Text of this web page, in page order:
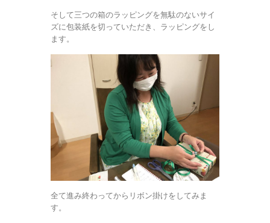
そして三つの箱のラッピングを無駄のないサイ
ズに包装紙を切っていただき、ラッピングをし
ます。
全て進み終わってからリボン掛けをしてみま
す。